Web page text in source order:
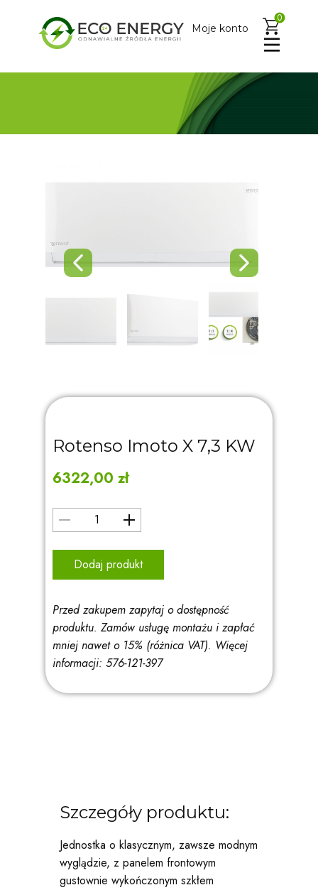
0
Moje konto
Rotenso Imoto X 7,3 KW
6322,00 zł
Dodaj produkt
Przed zakupem zapytaj o dostępność
produktu. Zamów usługę montażu i zapłać
mniej nawet o 15% (różnica VAT). Więcej
informacji: 576-121-397
Szczegóły produktu:
Jednostka o klasycznym, zawsze modnym
wyglądzie, z panelem frontowym
gustownie wykończonym szkłem